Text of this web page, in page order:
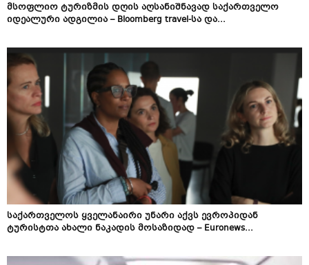
მსოფლიო ტურიზმის დღის აღსანიშნავად საქართველო
იდეალური ადგილია – Bloomberg travel-სა და...
საქართველოს ყველანაირი უნარი აქვს ევროპიდან
ტურისტთა ახალი ნაკადის მოსაზიდად – Euronews...